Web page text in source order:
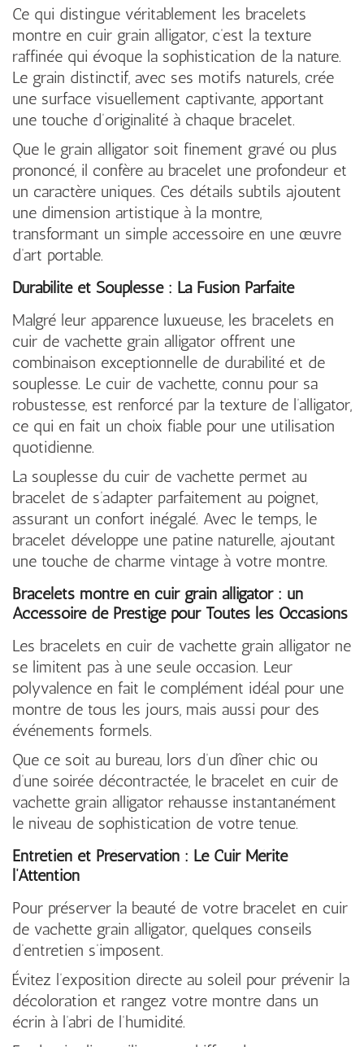
Ce qui distingue véritablement les bracelets
montre en cuir grain alligator, c’est la texture
raffinée qui évoque la sophistication de la nature.
Le grain distinctif, avec ses motifs naturels, crée
une surface visuellement captivante, apportant
une touche d’originalité à chaque bracelet.
Que le grain alligator soit finement gravé ou plus
prononcé, il confère au bracelet une profondeur et
un caractère uniques. Ces détails subtils ajoutent
une dimension artistique à la montre,
transformant un simple accessoire en une œuvre
d’art portable.
Durabilité et Souplesse : La Fusion Parfaite
Malgré leur apparence luxueuse, les bracelets en
cuir de vachette grain alligator offrent une
combinaison exceptionnelle de durabilité et de
souplesse. Le cuir de vachette, connu pour sa
robustesse, est renforcé par la texture de l’alligator,
ce qui en fait un choix fiable pour une utilisation
quotidienne.
La souplesse du cuir de vachette permet au
bracelet de s’adapter parfaitement au poignet,
assurant un confort inégalé. Avec le temps, le
bracelet développe une patine naturelle, ajoutant
une touche de charme vintage à votre montre.
Bracelets montre en cuir grain alligator : un
Accessoire de Prestige pour Toutes les Occasions
Les bracelets en cuir de vachette grain alligator ne
se limitent pas à une seule occasion. Leur
polyvalence en fait le complément idéal pour une
montre de tous les jours, mais aussi pour des
événements formels.
Que ce soit au bureau, lors d’un dîner chic ou
d’une soirée décontractée, le bracelet en cuir de
vachette grain alligator rehausse instantanément
le niveau de sophistication de votre tenue.
Entretien et Préservation : Le Cuir Mérite
l’Attention
Pour préserver la beauté de votre bracelet en cuir
de vachette grain alligator, quelques conseils
d’entretien s’imposent.
Évitez l’exposition directe au soleil pour prévenir la
décoloration et rangez votre montre dans un
écrin à l’abri de l’humidité.